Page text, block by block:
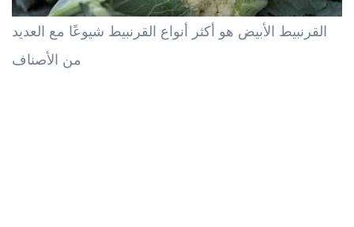
القرنبيط الأبيض هو أكثر أنواع القرنبيط شيوعًا مع العديد
من الأصناف